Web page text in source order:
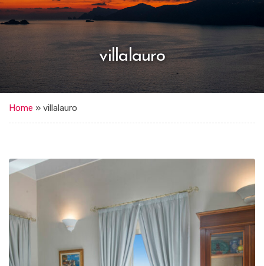
villalauro
Home » villalauro